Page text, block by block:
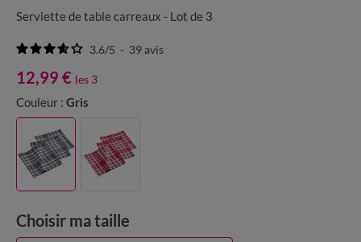
Serviette de table carreaux - Lot de 3
3.6/5 - 39avis
12,99 € les 3
Couleur : Gris
Choisir ma taille